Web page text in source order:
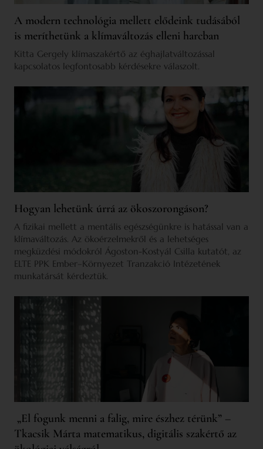
A modern technológia mellett elődeink tudásából
is meríthetünk a klímaváltozás elleni harcban
Kitta Gergely klímaszakértő az éghajlatváltozással
kapcsolatos legfontosabb kérdésekre válaszolt.
Hogyan lehetünk úrrá az ökoszorongáson?
A fizikai mellett a mentális egészségünkre is hatással van a
klímaváltozás. Az ökoérzelmekről és a lehetséges
megküzdési módokról Ágoston-Kostyál Csilla kutatót, az
ELTE PPK Ember–Környezet Tranzakció Intézetének
munkatársát kérdeztük.
„El fogunk menni a falig, mire észhez térünk” –
Tkacsik Márta matematikus, digitális szakértő az